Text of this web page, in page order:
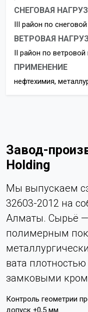
СНЕГОВАЯ
III район по снеговой
ВЕТРОВАЯ
II район по ветровой
ПРИМЕНЕНИЕ
нефтехимия,
Завод-
Holding
Мы выпускаем
32603-2012 на
Алматы. Сырьё —
полимерным
вата
замковыми
Контроль геометрии
допуск ±0,5 мм.